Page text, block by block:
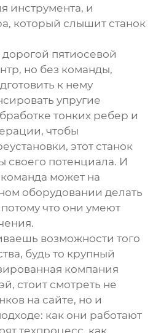
инструмента, и
который слышит станок
пятиосевой
, но без команды,
к нему
упругие
тонких ребер и
чтобы
этот станок
своего потенциала. И
может на
оборудовании делать
что они умеют
возможности того
будь то крупный
компания
, стоит смотреть не
на сайте, но и
как они работают